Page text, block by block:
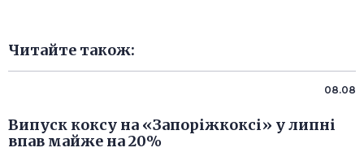
Читайте також:
08.08
Випуск коксу на «Запоріжкоксі» у липні
впав майже на 20%